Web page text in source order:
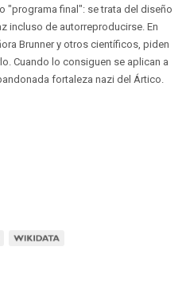
"programa final": se trata del diseño
incluso de autorreproducirse. En
Brunner y otros científicos, piden
Cuando lo consiguen se aplican a
fortaleza nazi del Ártico.